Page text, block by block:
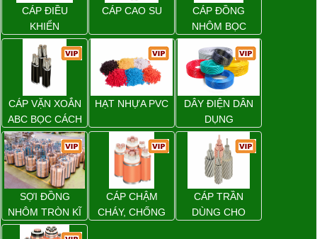
CÁP ĐIỀU
KHIỂN
CÁP CAO SU
CÁP ĐỒNG
NHÔM BỌC
CÁP VẶN XOẮN
ABC BỌC CÁCH
ĐIỆN XLPE
HẠT NHỰA PVC
DÂY ĐIỆN DÂN
DỤNG
SỢI ĐỒNG
NHÔM TRÒN KĨ
THUẬT ĐIỆN
CÁP CHẬM
CHÁY, CHỐNG
CÁP TRẦN
DÙNG CHO